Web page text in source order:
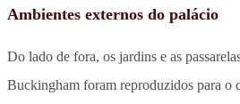
Ambientes externos do palácio
Do lado de fora, os jardins e as
Buckingham foram reproduzidos para o